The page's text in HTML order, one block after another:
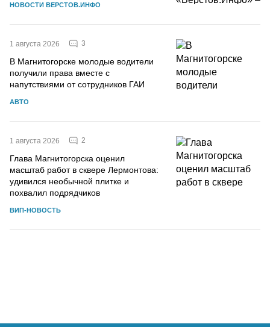
НОВОСТИ ВЕРСТОВ.ИНФО
1 августа 2026 3
В Магнитогорске молодые водители
получили права вместе с
напутствиями от сотрудников ГАИ
АВТО
1 августа 2026 2
Глава Магнитогорска оценил
масштаб работ в сквере Лермонтова:
удивился необычной плитке и
похвалил подрядчиков
ВИП-НОВОСТЬ